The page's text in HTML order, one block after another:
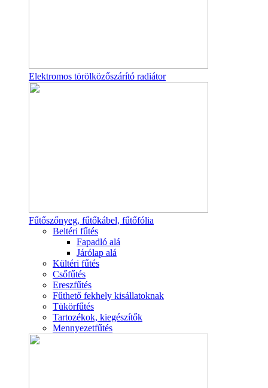
Elektromos törölközőszárító radiátor
Fűtőszőnyeg, fűtőkábel, fűtőfólia
Beltéri fűtés
Fapadló alá
Járólap alá
Kültéri fűtés
Csőfűtés
Ereszfűtés
Fűthető fekhely kisállatoknak
Tükörfűtés
Tartozékok, kiegészítők
Mennyezetfűtés